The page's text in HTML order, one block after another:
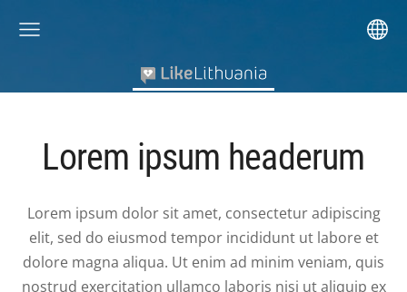
Lorem ipsum headerum
Lorem ipsum dolor sit amet, consectetur adipiscing
elit, sed do eiusmod tempor incididunt ut labore et
dolore magna aliqua. Ut enim ad minim veniam, quis
nostrud exercitation ullamco laboris nisi ut aliquip ex